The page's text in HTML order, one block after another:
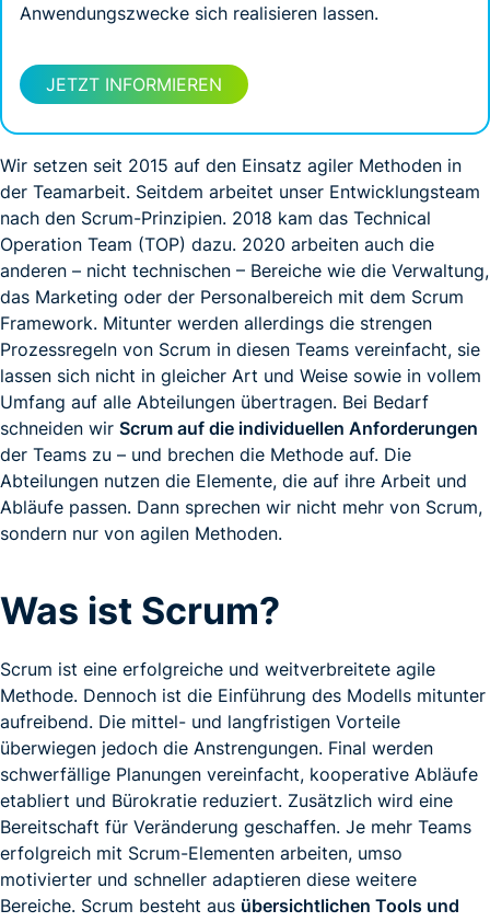
Anwendungszwecke sich realisieren lassen.
JETZT INFORMIEREN
Wir setzen seit 2015 auf den Einsatz agiler Methoden in
der Teamarbeit. Seitdem arbeitet unser Entwicklungsteam
nach den Scrum-Prinzipien. 2018 kam das Technical
Operation Team (TOP) dazu. 2020 arbeiten auch die
anderen – nicht technischen – Bereiche wie die Verwaltung,
das Marketing oder der Personalbereich mit dem Scrum
Framework. Mitunter werden allerdings die strengen
Prozessregeln von Scrum in diesen Teams vereinfacht, sie
lassen sich nicht in gleicher Art und Weise sowie in vollem
Umfang auf alle Abteilungen übertragen. Bei Bedarf
schneiden wir Scrum auf die individuellen Anforderungen
der Teams zu – und brechen die Methode auf. Die
Abteilungen nutzen die Elemente, die auf ihre Arbeit und
Abläufe passen. Dann sprechen wir nicht mehr von Scrum,
sondern nur von agilen Methoden.
Was ist Scrum?
Scrum ist eine erfolgreiche und weitverbreitete agile
Methode. Dennoch ist die Einführung des Modells mitunter
aufreibend. Die mittel- und langfristigen Vorteile
überwiegen jedoch die Anstrengungen. Final werden
schwerfällige Planungen vereinfacht, kooperative Abläufe
etabliert und Bürokratie reduziert. Zusätzlich wird eine
Bereitschaft für Veränderung geschaffen. Je mehr Teams
erfolgreich mit Scrum-Elementen arbeiten, umso
motivierter und schneller adaptieren diese weitere
Bereiche. Scrum besteht aus übersichtlichen Tools und